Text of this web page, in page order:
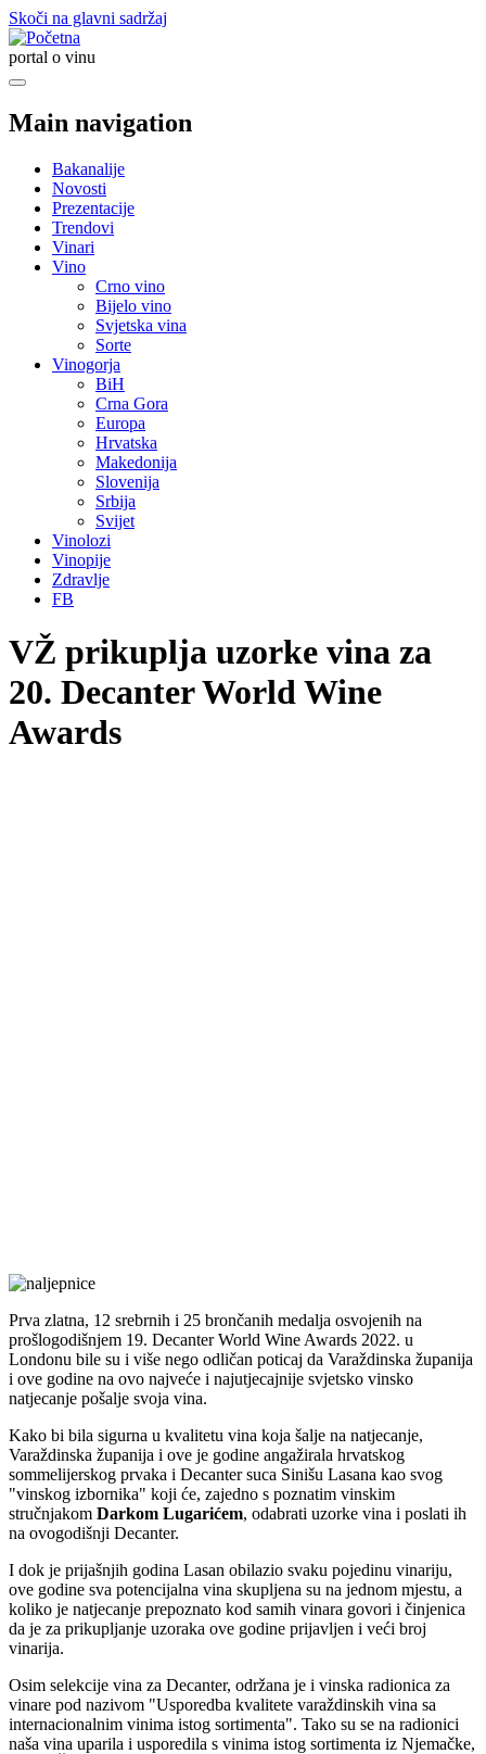
Skoči na glavni sadržaj
portal o vinu
Main navigation
Bakanalije
Novosti
Prezentacije
Trendovi
Vinari
Vino
Crno vino
Bijelo vino
Svjetska vina
Sorte
Vinogorja
BiH
Crna Gora
Europa
Hrvatska
Makedonija
Slovenija
Srbija
Svijet
Vinolozi
Vinopije
Zdravlje
FB
VŽ prikuplja uzorke vina za
20. Decanter World Wine
Awards
Prva zlatna, 12 srebrnih i 25 brončanih medalja osvojenih na
prošlogodišnjem 19. Decanter World Wine Awards 2022. u
Londonu bile su i više nego odličan poticaj da Varaždinska županija
i ove godine na ovo najveće i najutjecajnije svjetsko vinsko
natjecanje pošalje svoja vina.
Kako bi bila sigurna u kvalitetu vina koja šalje na natjecanje,
Varaždinska županija i ove je godine angažirala hrvatskog
sommelijerskog prvaka i Decanter suca Sinišu Lasana kao svog
"vinskog izbornika" koji će, zajedno s poznatim vinskim
stručnjakom Darkom Lugarićem, odabrati uzorke vina i poslati ih
na ovogodišnji Decanter.
I dok je prijašnjih godina Lasan obilazio svaku pojedinu vinariju,
ove godine sva potencijalna vina skupljena su na jednom mjestu, a
koliko je natjecanje prepoznato kod samih vinara govori i činjenica
da je za prikupljanje uzoraka ove godine prijavljen i veći broj
vinarija.
Osim selekcije vina za Decanter, održana je i vinska radionica za
vinare pod nazivom "Usporedba kvalitete varaždinskih vina sa
internacionalnim vinima istog sortimenta". Tako su se na radionici
naša vina uparila i usporedila s vinima istog sortimenta iz Njemačke,